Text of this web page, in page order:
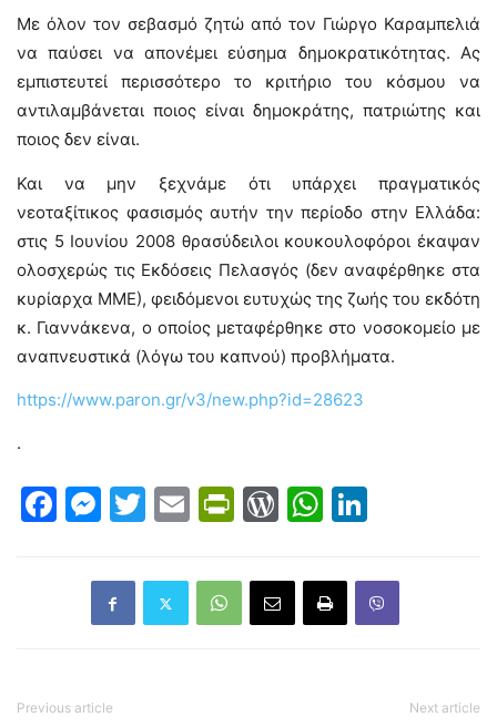
Με όλον τον σεβασμό ζητώ από τον Γιώργο Καραμπελιά
να παύσει να απονέμει εύσημα δημοκρατικότητας. Ας
εμπιστευτεί περισσότερο το κριτήριο του κόσμου να
αντιλαμβάνεται ποιος είναι δημοκράτης, πατριώτης και
ποιος δεν είναι.
Και να μην ξεχνάμε ότι υπάρχει πραγματικός
νεοταξίτικος φασισμός αυτήν την περίοδο στην Ελλάδα:
στις 5 Ιουνίου 2008 θρασύδειλοι κουκουλοφόροι έκαψαν
ολοσχερώς τις Εκδόσεις Πελασγός (δεν αναφέρθηκε στα
κυρίαρχα ΜΜΕ), φειδόμενοι ευτυχώς της ζωής του εκδότη
κ. Γιαννάκενα, ο οποίος μεταφέρθηκε στο νοσοκομείο με
αναπνευστικά (λόγω του καπνού) προβλήματα.
https://www.paron.gr/v3/new.php?id=28623
.
Facebook
Messenger
Twitter
EmailPrintFriendly
WordPress
WhatsApp
Previous article Next article